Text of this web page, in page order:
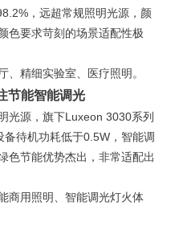
，远超常规照明光源，颜
色要求苛刻的场景适配性极
、精细实验室、医疗照明。
节能智能调光
光源，旗下Luxeon 3030系列
待机功耗低于0.5W，智能调
色节能优势杰出，非常适配出
商用照明、智能调光灯火体